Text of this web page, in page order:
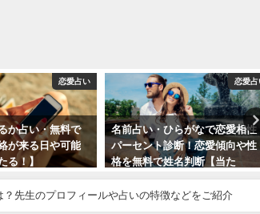
恋愛占い
か占い・無料で
が来る日や可能
る！】
恋愛占
名前占い・ひらがなで恋愛相性
パーセント診断！恋愛傾向や性
格を無料で姓名判断【当た
る！】
先生のプロフィールや占いの特徴などをご紹介